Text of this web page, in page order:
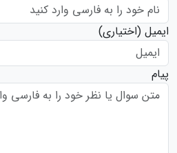
ایمیل (اختیاری)
پیام